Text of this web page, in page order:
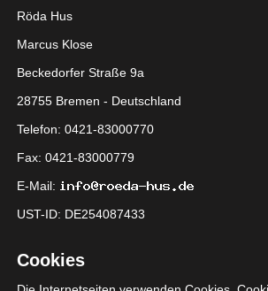
Röda Hus
Marcus Klose
Beckedorfer Straße 9a
28755 Bremen - Deutschland
Telefon: 0421-83000770
Fax: 0421-83000779
E-Mail:
UST-ID: DE254087433
Cookies